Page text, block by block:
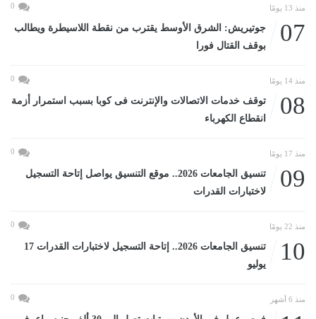
منذ 13 يومًا 0
07
جوتيريش: الشرق الأوسط يقترب من نقطة اللاسيطرة ويطالب
بوقف القتال فورا
منذ 14 يومًا 0
08
توقف خدمات الاتصالات والإنترنت فى كوبا بسبب استمرار أزمة
انقطاع الكهرباء
منذ 17 يومًا 0
09
تنسيق الجامعات 2026.. موقع التنسيق يواصل إتاحة التسجيل
لاختبارات القدرات
منذ 22 يومًا 0
10
تنسيق الجامعات 2026.. إتاحة التسجيل لاختبارات القدرات 17
يوليو
منذ 6 أشهر 0